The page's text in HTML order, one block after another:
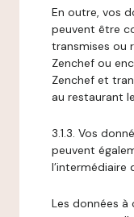
En outre, vos
peuvent être
transmises ou
Zenchef ou
Zenchef et
au restaurant
3.1.3. Vos
peuvent
l’intermédiaire
Les données à